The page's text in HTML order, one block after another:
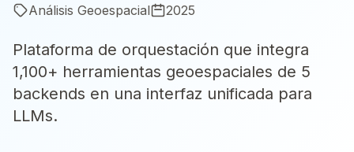
Análisis Geoespacial 2025
Plataforma de orquestación que integra
1,100+ herramientas geoespaciales de 5
backends en una interfaz unificada para
LLMs.